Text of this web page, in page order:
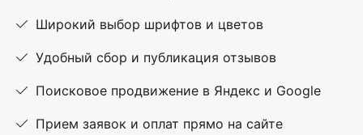
Широкий выбор шрифтов и цветов
Удобный сбор и публикация отзывов
Поисковое продвижение в Яндекс и Google
Прием заявок и оплат прямо на сайте